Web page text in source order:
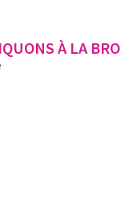
À LA